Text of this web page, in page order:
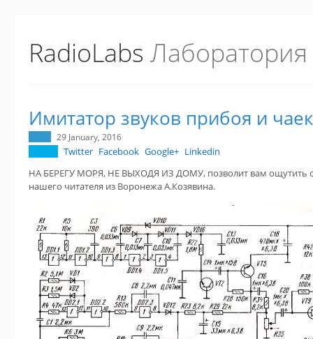
RadioLabs
Имитатор звуков прибоя и чаек
29 January, 2016
Twitter Facebook Google+ Linkedin
НА БЕРЕГУ МОРЯ, НЕ ВЫХОДЯ ИЗ ДОМУ, позволит вам ощутить
нашего читателя из Воронежа А.Козявина.